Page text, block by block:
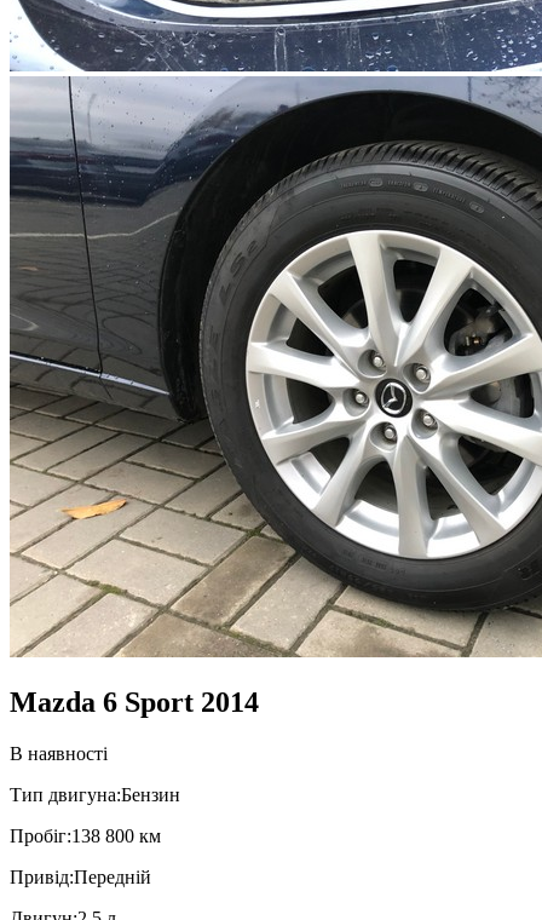
Mazda 6 Sport 2014
В наявності
Тип двигуна:Бензин
Пробiг:138 800 км
Привiд:Передній